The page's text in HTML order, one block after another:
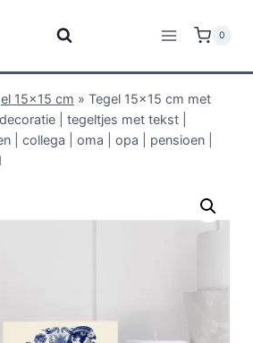
0
15x15 cm » Tegel 15×15 cm met
| tegeltjes met tekst |
| collega | oma | opa | pensioen |